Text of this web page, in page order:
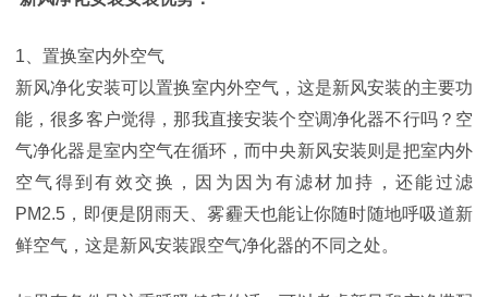
1、置换室内外空气
新风净化安装可以置换室内外空气，这是新风安装的主要功
能，很多客户觉得，那我直接安装个空调净化器不行吗？空
气净化器是室内空气在循环，而中央新风安装则是把室内外
空气得到有效交换，因为因为有滤材加持，还能过滤
PM2.5，即便是阴雨天、雾霾天也能让你随时随地呼吸道新
鲜空气，这是新风安装跟空气净化器的不同之处。